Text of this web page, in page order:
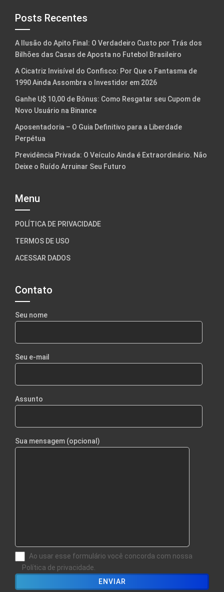
Posts Recentes
A Ilusão do Apito Final: O Verdadeiro Custo por Trás dos
Bilhões das Casas de Aposta no Futebol Brasileiro
A Cicatriz Invisível do Confisco: Por Que o Fantasma de
1990 Ainda Assombra o Investidor em 2026
Ganhe U$ 10,00 de Bônus: Como Resgatar seu Cupom de
Novo Usuário na Binance
Aposentadoria – O Guia Definitivo para a Liberdade
Perpétua
Previdência Privada: O Veículo Ainda é Extraordinário. Não
Deixe o Ruído Arruinar Seu Futuro
Menu
POLÍTICA DE PRIVACIDADE
TERMOS DE USO
ACESSAR DADOS
Contato
Seu nome
Seu e-mail
Assunto
Sua mensagem (opcional)
Ao usar esse formulário você concorda com nossa
Política de privacidade.